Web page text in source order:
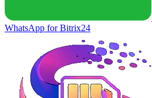
WhatsApp for Bitrix24